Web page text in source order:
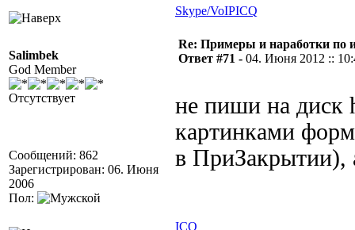
Skype/VoIPICQ
Salimbek
God Member
Отсутствует
Сообщений: 862
Зарегистрирован: 06. Июня
2006
Пол:
Re: Примеры и наработки по
Ответ #71 - 04. Июня 2012 ::
не пиши на диск
картинками
в ПриЗакрытии),
ICQ